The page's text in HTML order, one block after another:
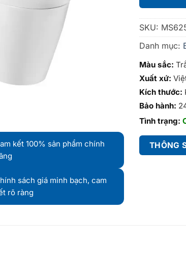
kết 100% sản phẩm chính
sách giá minh bạch, cam
rõ ràng
SKU:
Danh mục:
Màu sắc:
Xuất xứ:
Kích thước:
Bảo hành:
Tình trạng:
THÔNG